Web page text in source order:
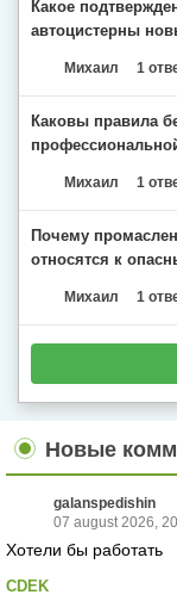
Какое
автоцистерны
Михаил 1
Каковы правила
Михаил 1
Почему
относятся к
Михаил 1
Новые
galanspedishin
07 august 2026,
Хотели бы работать
CDEK